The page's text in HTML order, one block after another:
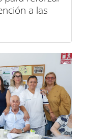
a las